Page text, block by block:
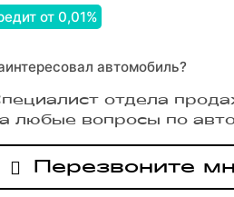
от 0,01%
автомобиль?
отдела
любые вопросы по
Перезвоните